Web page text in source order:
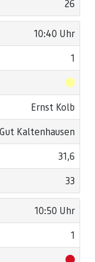
26
10:40 Uhr
1
Ernst Kolb
Kaltenhausen
31,6
33
10:50 Uhr
1